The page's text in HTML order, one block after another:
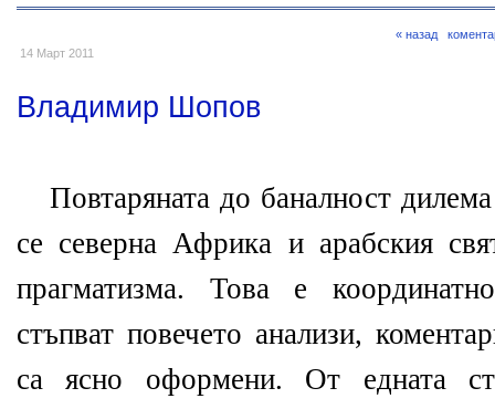
14 Март 2011
« назад
Владимир Шопов
Повтаряната до баналност
се северна Африка и арабския
прагматизма. Това е
стъпват повечето анализи,
са ясно оформени. От едната